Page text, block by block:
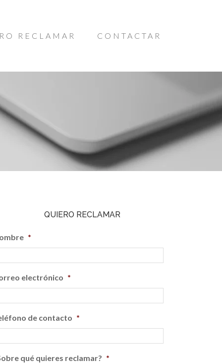
RECLAMAR CONTACTAR
QUIERO RECLAMAR
*
electrónico *
de contacto *
qué quieres reclamar? *